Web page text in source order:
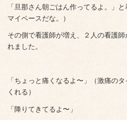
「旦那さん朝ごはん作ってるよ。」
マイペースだな。）
その側で看護師が増え、２人の看護
れました。
「ちょっと痛くなるよ〜」（激痛の
くれる）
「降りてきてるよ〜」